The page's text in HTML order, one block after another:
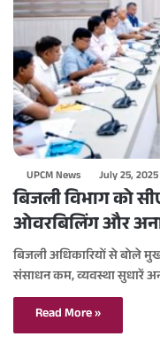
UPCM News July 25, 2025
बिजली विभाग को
ओवरबिलिंग और
बिजली अधिकारियों से बोले
संसाधन कम, व्यवस्था सुधारें
Read More »